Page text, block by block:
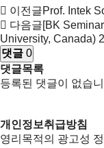
이전글Prof. Intek
다음글[BK
University, Canada)
댓글 0
댓글목록
등록된 댓글이 없습
개인정보취급방침
영리목적의 광고성